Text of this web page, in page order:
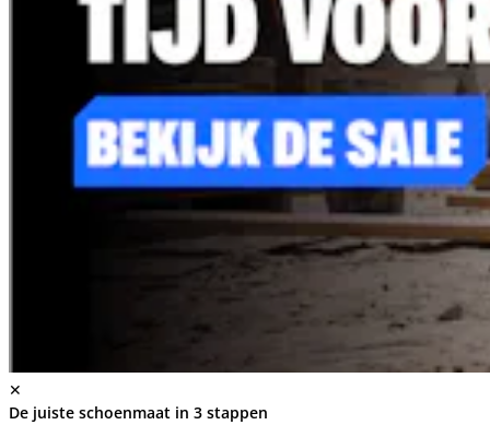
✕
De juiste schoenmaat in 3 stappen